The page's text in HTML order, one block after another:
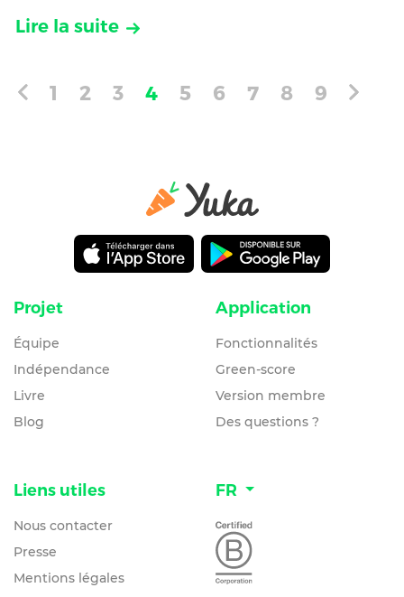
Lire la suite
1 2 3 4 5 6 7 8 9
Projet
Équipe
Indépendance
Livre
Blog
Application
Fonctionnalités
Green-score
Version membre
Des questions ?
Liens utiles
Nous contacter
Presse
Mentions légales
FR